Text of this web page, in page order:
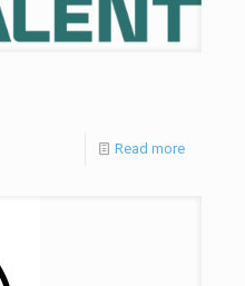
Read more